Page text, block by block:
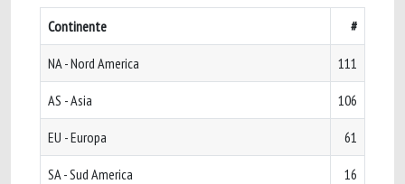
Continente #
NA - Nord America 111
AS - Asia 106
EU - Europa 61
SA - Sud America 16